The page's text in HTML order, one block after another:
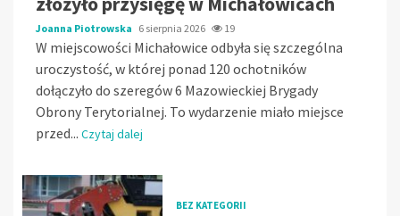
Joanna Piotrowska 6 sierpnia 2026 19
W miejscowości Michałowice odbyła się szczególna
uroczystość, w której ponad 120 ochotników
dołączyło do szeregów 6 Mazowieckiej Brygady
Obrony Terytorialnej. To wydarzenie miało miejsce
przed... Czytaj dalej
BEZ KATEGORII